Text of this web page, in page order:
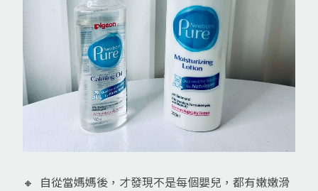
🔸 自從當媽媽後，才發現不是每個嬰兒，都有嫩嫩滑